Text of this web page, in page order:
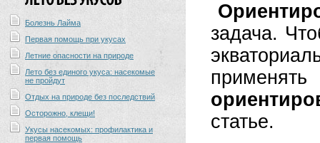
Болезнь Лайма
Первая помощь при укусах
Летние опасности на природе
Лето без единого укуса: насекомые
не пройдут
Отдых на природе без последствий
Осторожно, клещи!
Укусы насекомых: профилактика и
первая помощь
задача.
статье.